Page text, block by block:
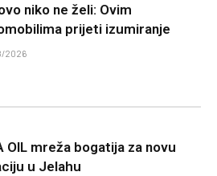
niko ne želi: Ovim
prijeti izumiranje
2026
OIL mreža bogatija za novu
u Jelahu